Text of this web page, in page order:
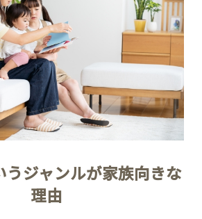
うジャンルが家族向きな
理由